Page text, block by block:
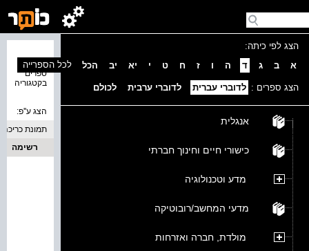
הצג לפי כיתה:
א
ב ג ד ה ו ז ח ט י יא יב הכל
הצג ספרים : לדוברי עברית לדוברי ערבית לכולם
אנגלית
כישורי חיים וחינוך חברתי
מדע וטכנולוגיה
מדעי המחשב/רובוטיקה
מולדת, חברה ואזרחות
ספרים
בקטגוריה
לכל הספרייה
הצג ע''פ:
תמונת כריכה
רשימה